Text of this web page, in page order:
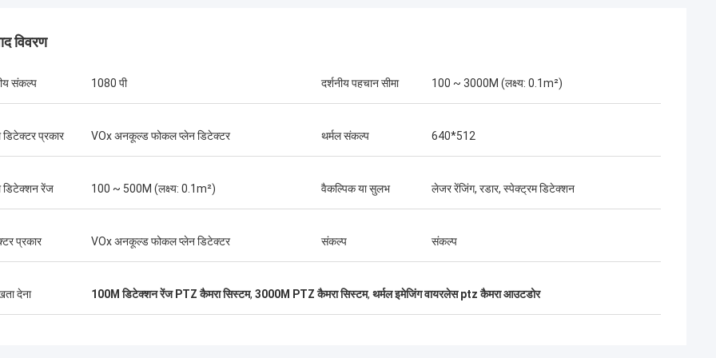
ग्रेग ब्लेड्स
सेवा, सबसे अच्छी कीमत 2आशा है कि हम
इतनी अच्छी है, मैं नानचांग CJ-6 बंधुता के
फॉरवर्ड के बारे में अच्छा शब्द फैलाऊंगा।
विवरण
संकल्प 1080 पी दर्शनीय पहचान सीमा 100 ~ 3000M (लक्ष्य: 0.1m²)
डिटेक्टर प्रकार VOx अनकूल्ड फोकल प्लेन डिटेक्टर थर्मल संकल्प 640*512
डिटेक्शन रेंज 100 ~ 500M (लक्ष्य: 0.1m²) वैकल्पिक या सुलभ लेजर रेंजिंग, रडार, स्पेक्ट्रम डिटेक्शन
प्रकार VOx अनकूल्ड फोकल प्लेन डिटेक्टर संकल्प संकल्प
देना 100M डिटेक्शन रेंज PTZ कैमरा सिस्टम, 3000M PTZ कैमरा सिस्टम, थर्मल इमेजिंग वायरलेस ptz कैमरा आउटडोर